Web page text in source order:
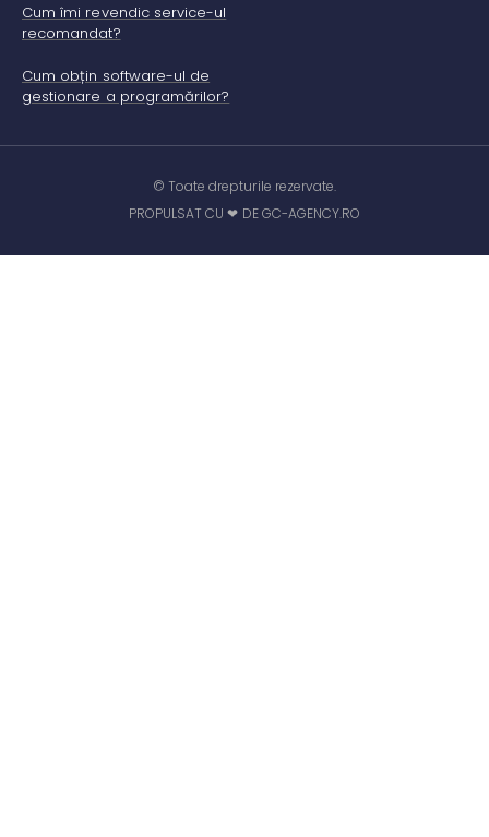
Cum îmi revendic service-ul
recomandat?
Cum obțin software-ul de
gestionare a programărilor?
© Toate drepturile rezervate.
PROPULSAT CU ❤ DE GC-AGENCY.RO